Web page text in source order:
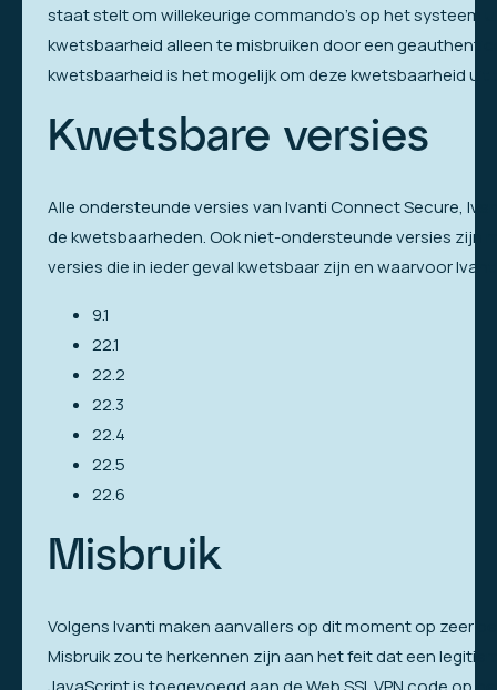
staat stelt om willekeurige commando’s op het systeem
kwetsbaarheid alleen te misbruiken door een
kwetsbaarheid is het mogelijk om deze kwetsbaarheid
Kwetsbare versies
Alle ondersteunde versies van Ivanti Connect Secure,
de kwetsbaarheden. Ook niet-ondersteunde versies zijn
versies die in ieder geval kwetsbaar zijn en waarvoor
9.1
22.1
22.2
22.3
22.4
22.5
22.6
Misbruik
Volgens Ivanti maken aanvallers op dit moment op zeer
Misbruik zou te herkennen zijn aan het feit dat een